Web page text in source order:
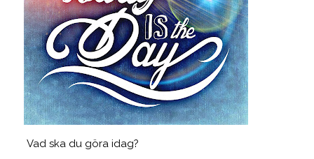
Vad ska du göra idag?